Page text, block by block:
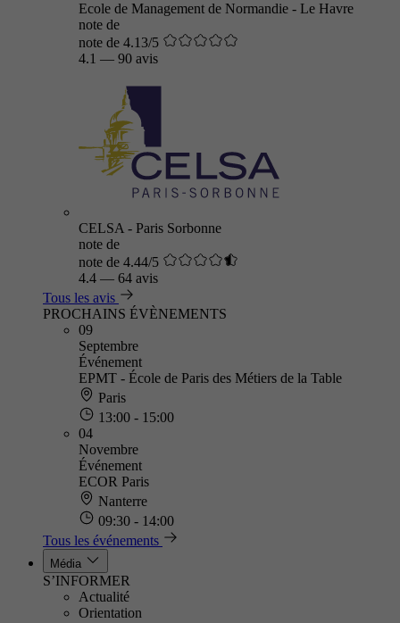
Ecole de Management de Normandie - Le Havre
note de
note de 4.13/5
4.1 — 90 avis
CELSA - Paris Sorbonne
note de
note de 4.44/5
4.4 — 64 avis
Tous les avis
PROCHAINS ÉVÈNEMENTS
09
Septembre
Événement
EPMT - École de Paris des Métiers de la Table
Paris
13:00 - 15:00
04
Novembre
Événement
ECOR Paris
Nanterre
09:30 - 14:00
Tous les événements
Média
S’INFORMER
Actualité
Orientation